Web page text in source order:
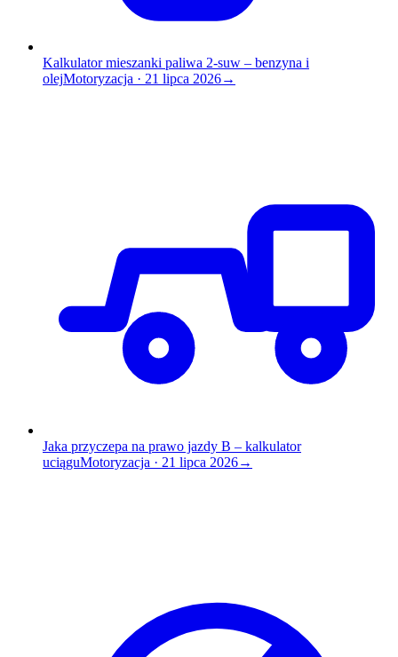
Kalkulator mieszanki paliwa 2-suw – benzyna i
olejMotoryzacja · 21 lipca 2026→
Jaka przyczepa na prawo jazdy B – kalkulator
uciąguMotoryzacja · 21 lipca 2026→